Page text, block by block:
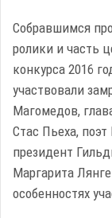
Собравшимся
ролики и часть
конкурса 2016
участвовали
Магомедов,
Стас Пьеха,
президент
Маргарита
особенностях